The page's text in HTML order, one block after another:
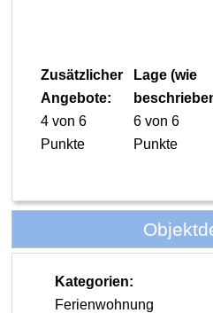
Zusätzlicher
Angebote:
4 von 6
Punkte
Lage (wie
6 von 6
Punkte
Kategorien:
Ferienwohnung